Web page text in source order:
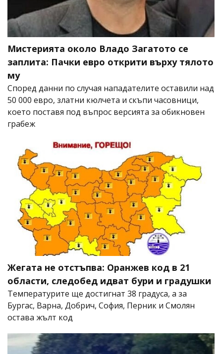
Мистерията около Владо Загатото се
заплита: Пачки евро открити върху тялото
му
Според данни по случая нападателите оставили над
50 000 евро, златни кюлчета и скъпи часовници,
което поставя под въпрос версията за обикновен
грабеж
Жегата не отстъпва: Оранжев код в 21
области, следобед идват бури и градушки
Температурите ще достигнат 38 градуса, а за
Бургас, Варна, Добрич, София, Перник и Смолян
остава жълт код